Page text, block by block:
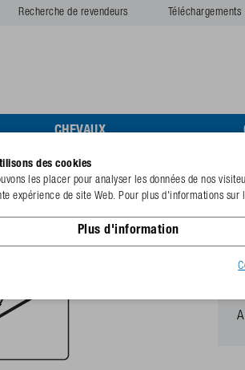
Recherche de revendeurs Téléchargements
CHEVAUX
des cookies
les placer pour analyser les données de nos
expérience de site Web. Pour plus d'informations
Plus d'information